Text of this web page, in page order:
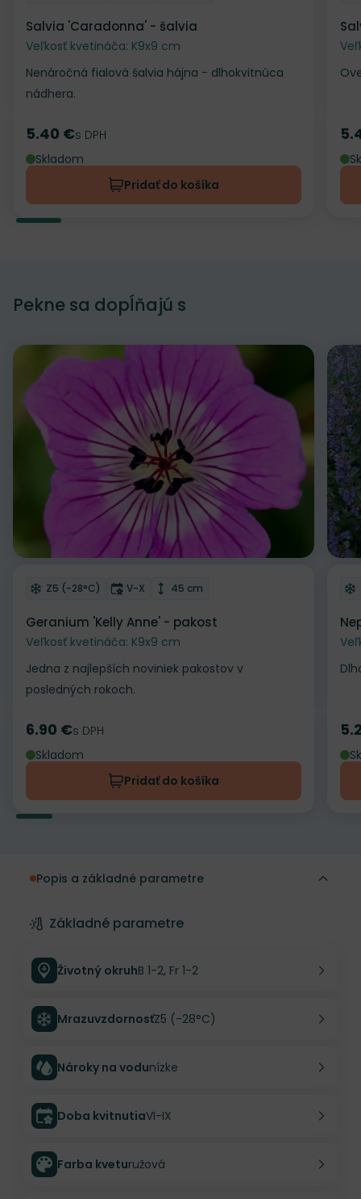
Salvia 'Caradonna' - šalvia
Veľkosť kvetináča: K9x9 cm
Nenáročná fialová šalvia hájna - dlhokvitnúca
nádhera.
Cena
5.40 €s DPH
Skladom
Pridať do košíka
Pekne sa dopĺňajú s
Odober do zoznamu želaní
Mrazuvzdornosť
Z5 (-28°C) Doba kvitnutia
V-X Výška rastliny
45 cm
Geranium 'Kelly Anne' - pakost
Veľkosť kvetináča: K9x9 cm
Jedna z najlepších noviniek pakostov v
posledných rokoch.
Cena
6.90 €s DPH
Skladom
Pridať do košíka
Popis a základné parametre
Základné parametre
Životný okruhB 1-2, Fr 1-2
MrazuvzdornosťZ5 (-28°C)
Nároky na vodunízke
Doba kvitnutiaVI-IX
Farba kveturužová